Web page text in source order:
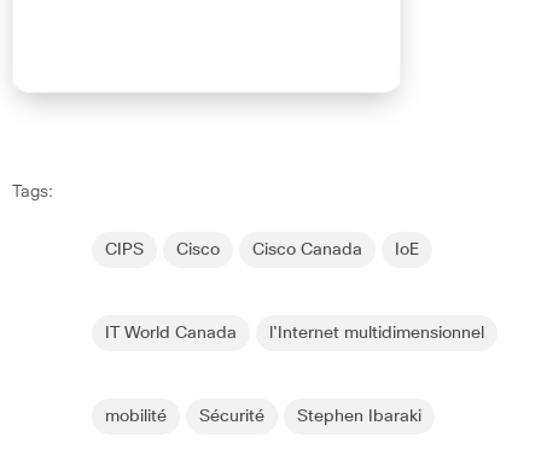
Tags:
CIPS Cisco Cisco Canada IoE
IT World Canada l'Internet multidimensionnel
mobilité Sécurité Stephen Ibaraki